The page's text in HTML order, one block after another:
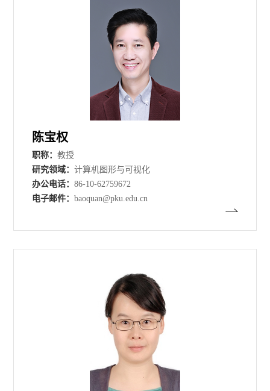
陈宝权
职称：教授
研究领域：计算机图形与可视化
办公电话：86-10-62759672
电子邮件：baoquan@pku.edu.cn